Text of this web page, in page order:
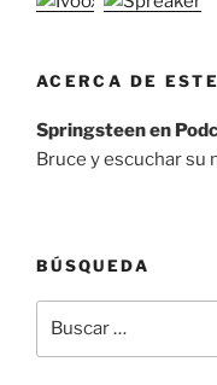
ACERCA DE
Springsteen en
Bruce y escuchar su
BÚSQUEDA
por: